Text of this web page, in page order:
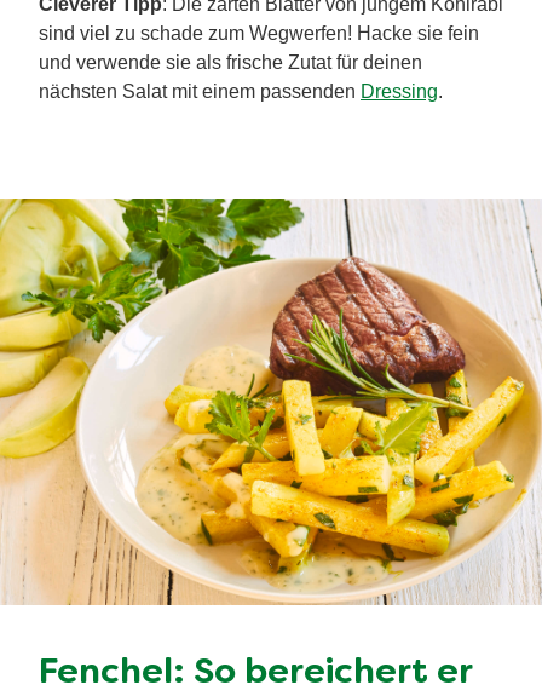
sind viel zu schade zum Wegwerfen! Hacke sie fein
und verwende sie als frische Zutat für deinen
nächsten Salat mit einem passenden Dressing.
Fenchel: So bereichert er